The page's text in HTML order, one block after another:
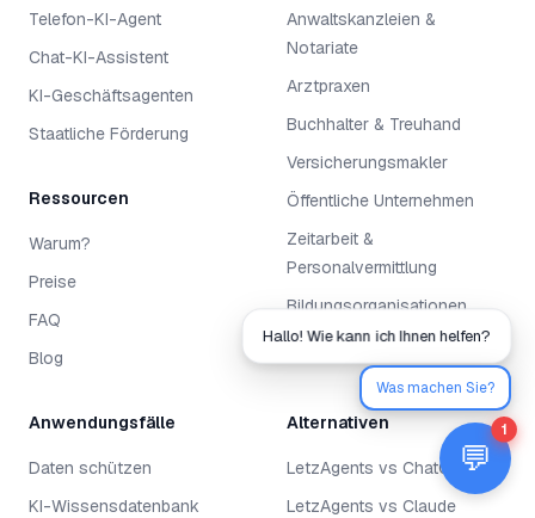
Telefon-KI-Agent
Chat-KI-Assistent
KI-Geschäftsagenten
Staatliche Förderung
Ressourcen
Warum?
Preise
FAQ
Blog
Anwaltskanzleien &
Notariate
Arztpraxen
Buchhalter & Treuhand
Versicherungsmakler
Öffentliche Unternehmen
Zeitarbeit &
Personalvermittlung
Bildungsorganisationen
Spas & Schönheitssalons
Anwendungsfälle
Daten schützen
KI-Wissensdatenbank
Alternativen
LetzAgents vs ChatGPT
LetzAgents vs Claude
💬
1
Hallo! Wie kann ich Ihnen helfen?
Was machen Sie?